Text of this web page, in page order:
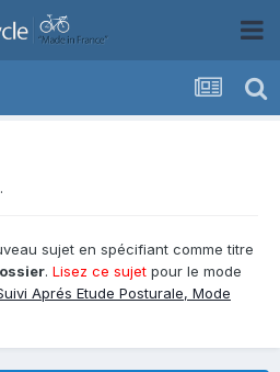
sujet en spécifiant comme titre
. Lisez ce sujet pour le mode
Aprés Etude Posturale, Mode